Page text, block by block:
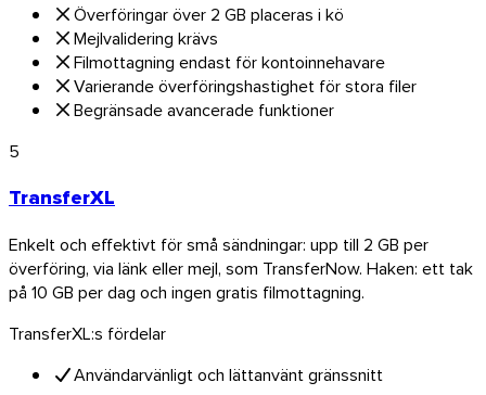
Thunderbird
Överföringar över 2 GB placeras i kö
Mejlvalidering krävs
Filmottagning endast för kontoinnehavare
Varierande överföringshastighet för stora filer
Begränsade avancerade funktioner
5
TransferXL
Enkelt och effektivt för små sändningar: upp till 2 GB per
överföring, via länk eller mejl, som TransferNow. Haken: ett tak
på 10 GB per dag och ingen gratis filmottagning.
TransferXL:s fördelar
Användarvänligt och lättanvänt gränssnitt